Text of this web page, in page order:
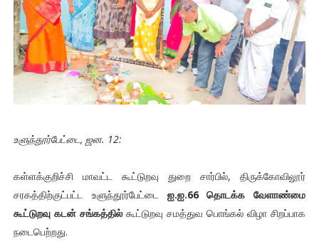
உளுந்தூர்பேட்டை, ஜன. 12:
கள்ளக்குறிச்சி மாவட்ட கூட்டுறவு துறை சார்பில், திருக்கோவிலூர்
சரகத்திற்குட்பட்ட உளுந்தூர்பேட்டை ஐ.ஐ.66 தொடக்க வேளாண்மை
கூட்டுறவு கடன் சங்கத்தில்கூட்டுறவு சமத்துவ பொங்கல் விழா சிறப்பாக
நடைபெற்றது.